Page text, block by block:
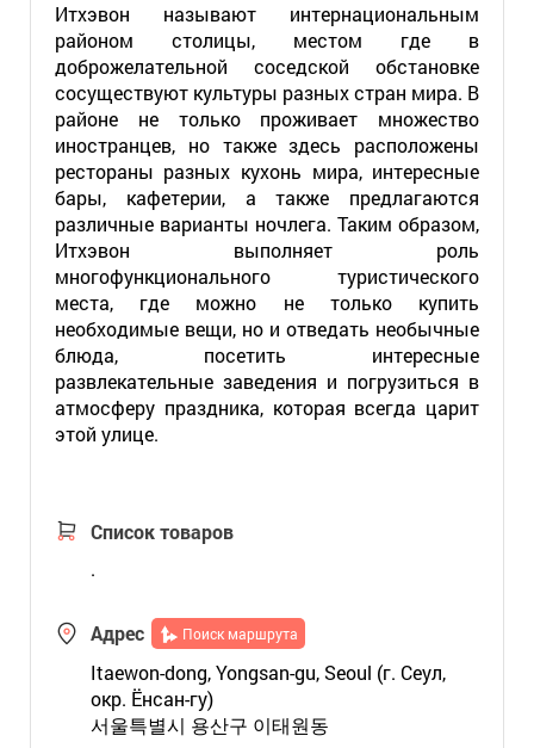
Итхэвон называют интернациональным
районом столицы, местом где в
доброжелательной соседской обстановке
сосуществуют культуры разных стран мира. В
районе не только проживает множество
иностранцев, но также здесь расположены
рестораны разных кухонь мира, интересные
бары, кафетерии, а также предлагаются
различные варианты ночлега. Таким образом,
Итхэвон выполняет роль
многофункционального туристического
места, где можно не только купить
необходимые вещи, но и отведать необычные
блюда, посетить интересные
развлекательные заведения и погрузиться в
атмосферу праздника, которая всегда царит
этой улице.
Список товаров
.
Адрес Поиск маршрута
Itaewon-dong, Yongsan-gu, Seoul (г. Сеул,
окр. Ёнсан-гу)
서울특별시 용산구 이태원동